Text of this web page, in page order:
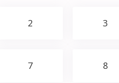
2 3
7 8